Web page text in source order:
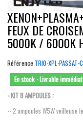
FEUX DE
5000K / 6000K
Référence TRIO-XPL-PASSAT-
En stock - Livrable
- KIT 8 AMPOULES :
-- 2 ampoules W5W veilleuse